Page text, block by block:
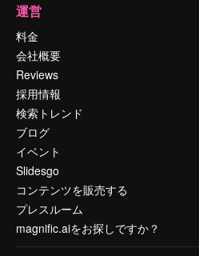
運営
料金
会社概要
Reviews
採用情報
検索トレンド
ブログ
イベント
Slidesgo
コンテンツを販売する
プレスルーム
magnific.aiをお探しですか？